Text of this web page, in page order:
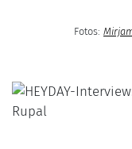
Fotos: